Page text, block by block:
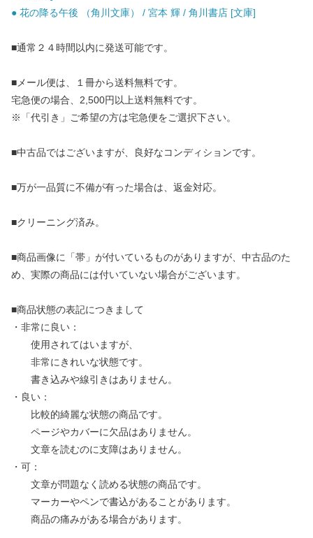
● 花の降る午後 （角川文庫） / 宮本 輝 / 角川書店 [文庫]
■通常２４時間以内に発送可能です。
■メール便は、１冊から送料無料です。
宅急便の場合、2,500円以上送料無料です。
※「代引き」ご希望の方は宅急便をご選択下さい。
■中古品ではございますが、良好なコンディションです。
■万が一品質に不備が有った場合は、返金対応。
■クリーニング済み。
■商品画像に「帯」が付いているものがありますが、中古品のた
め、実際の商品には付いていない場合がございます。
■商品状態の表記につきまして
・非常に良い：
使用されてはいますが、
非常にきれいな状態です。
書き込みや線引きはありません。
・良い：
比較的綺麗な状態の商品です。
ページやカバーに欠品はありません。
文章を読むのに支障はありません。
・可：
文章が問題なく読める状態の商品です。
マーカーやペンで書込があることがあります。
商品の痛みがある場合があります。